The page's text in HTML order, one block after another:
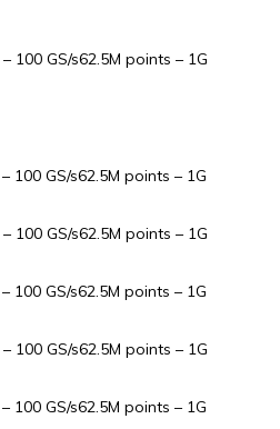
100 GS/s62.5M points – 1G
100 GS/s62.5M points – 1G
100 GS/s62.5M points – 1G
100 GS/s62.5M points – 1G
100 GS/s62.5M points – 1G
100 GS/s62.5M points – 1G